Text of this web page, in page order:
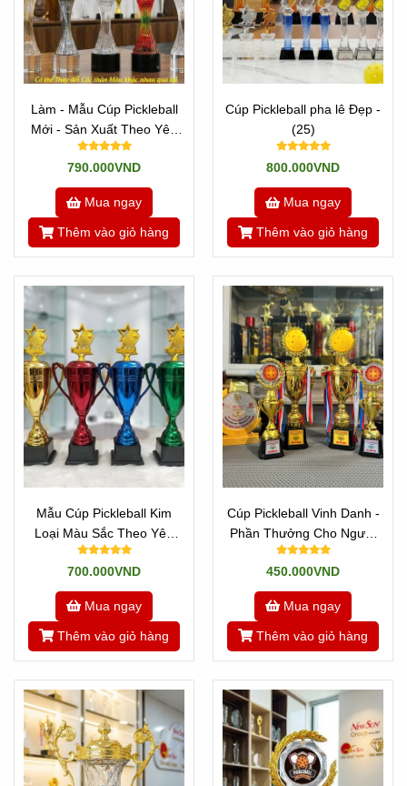
TOP CÁC MẪU CÚP PICKLEBALL
ĐẸP CAO CẤP NHẤT 2024
Tại Sao Nên Chọn Mua Cúp Pickleball
Đẹp Tại Tân Nhật Minh?
Làm - Mẫu Cúp Pickleball
Mới - Sản Xuất Theo Yêu
Cầu
790.000VND
Mua ngay
Thêm vào giỏ hàng
Cúp Pickleball pha lê Đẹp -
(25)
800.000VND
Mua ngay
Thêm vào giỏ hàng
Mẫu Cúp Pickleball Kim
Loại Màu Sắc Theo Yêu
Cầu
700.000VND
Mua ngay
Thêm vào giỏ hàng
Cúp Pickleball Vinh Danh -
Phần Thưởng Cho Người
Xuất Sắc
450.000VND
Mua ngay
Thêm vào giỏ hàng